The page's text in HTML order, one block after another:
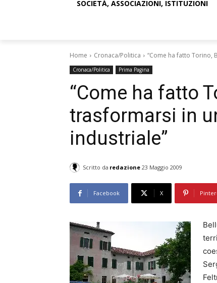
SOCIETÀ, ASSOCIAZIONI, ISTITUZIONI
Home Cronaca/Politica “Come ha fatto Torino,
Cronaca/Politica Prima Pagina
“Come ha fatto
trasformarsi in
industriale”
Scritto da redazione 23 Maggio 2009
Facebook X